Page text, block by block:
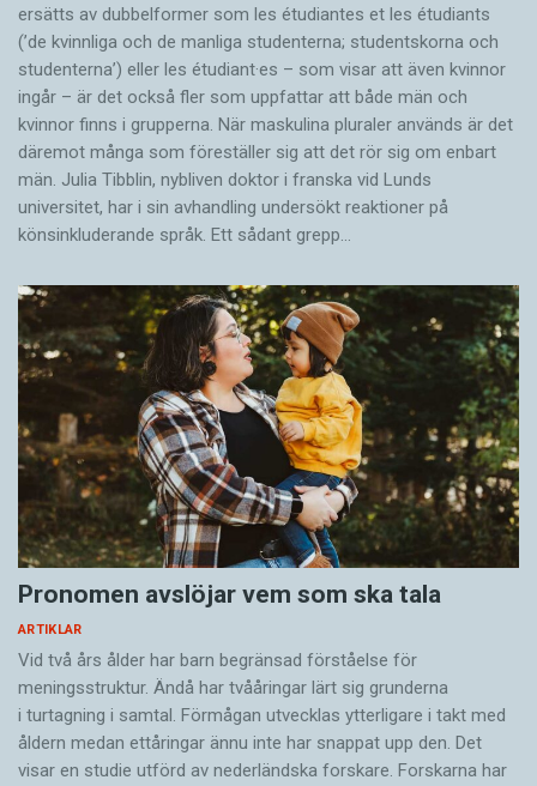
ersätts av dubbel­former som les étudiantes et les étudiants
(’de kvinnliga och de manliga studenterna; studentskorna och
studenterna’) eller les étudiant·es – som visar att även kvinnor
ingår – är det också fler som uppfattar att både män och
kvinnor finns i grupperna. När maskulina pluraler används är det
där­emot många som föreställer sig att det rör sig om enbart
män. Julia Tibblin, nybliven doktor i franska vid Lunds
universitet, har i sin avhandling undersökt reaktioner på
könsinkluderande språk. Ett sådant grepp…
Pronomen avslöjar vem som ska tala
ARTIKLAR
Vid två års ålder har barn begränsad förståelse för
meningsstruktur. Ändå har tvååringar lärt sig grunderna
i turtagning i samtal. Förmågan utvecklas ytterligare i takt med
åldern medan ettåringar ännu inte har snappat upp den. Det
visar en studie utförd av nederländska forskare. Forskarna har